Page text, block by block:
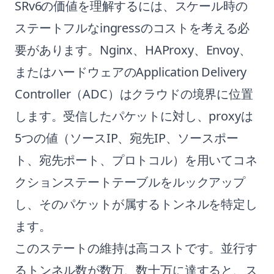
SRv6の価値を理解するには、スケール時の
ステートフルなingressのコストを考える必
要があります。Nginx、HAProxy、Envoy、
またはハードウェアのApplication Delivery
Controller（ADC）はクラウドの境界に位置
します。受信したパケットに対し、proxyは
5つの値（ソースIP、宛先IP、ソースポー
ト、宛先ポート、プロトコル）を用いてコネ
クションステートテーブルをルックアップ
し、そのパケットが属するトンネルを特定し
ます。
このステートの維持は高コストです。並行す
るトンネル数が数万、数十万に達すると、ス